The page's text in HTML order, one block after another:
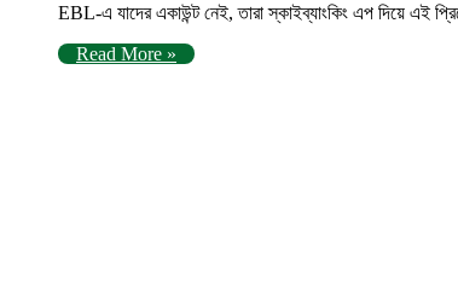
EBL-এ যাদের একাউন্ট নেই, তারা স্কাইব্যাংকিং এপ দিয়ে এই
Read More »